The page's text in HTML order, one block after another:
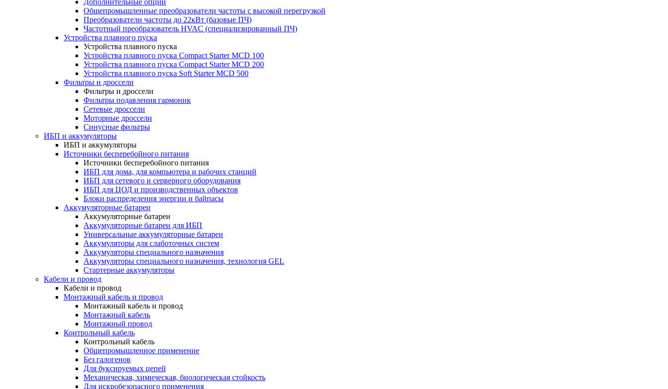
Дополнительные опции
Общепромышленные преобразователи частоты с высокой перегрузкой
Преобразователи частоты до 22кВт (базовые ПЧ)
Частотный преобразователь HVAC (специализированный ПЧ)
Устройства плавного пуска
Устройства плавного пуска
Устройства плавного пуска Compact Starter MCD 100
Устройства плавного пуска Compact Starter MCD 200
Устройства плавного пуска Soft Starter MCD 500
Фильтры и дроссели
Фильтры и дроссели
Фильтры подавления гармоник
Сетевые дроссели
Моторные дроссели
Синусные фильтры
ИБП и аккумуляторы
ИБП и аккумуляторы
Источники бесперебойного питания
Источники бесперебойного питания
ИБП для дома, для компьютера и рабочих станций
ИБП для сетевого и серверного оборудования
ИБП для ЦОД и производственных объектов
Блоки распределения энергии и байпасы
Аккумуляторные батареи
Аккумуляторные батареи
Аккумуляторные батареи для ИБП
Универсальные аккумуляторные батареи
Аккумуляторы для слаботочных систем
Аккумуляторы специального назначения
Аккумуляторы специального назначения, технология GEL
Стартерные аккумуляторы
Кабели и провод
Кабели и провод
Монтажный кабель и провод
Монтажный кабель и провод
Монтажный кабель
Монтажный провод
Контрольный кабель
Контрольный кабель
Общепромышленное применение
Без галогенов
Для буксируемых цепей
Механическая, химическая, биологическая стойкость
Для искробезопасного применения